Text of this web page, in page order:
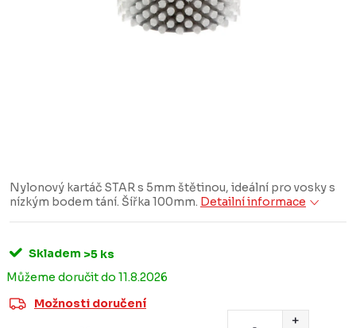
Nylonový kartáč STAR s 5mm štětinou, ideální pro vosky s
nízkým bodem tání. Šířka 100mm. Detailní informace
Skladem >5 ks
11.8.2026
Možnosti doručení